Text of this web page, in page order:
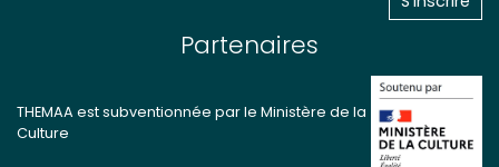
Partenaires
THEMAA est subventionnée par le Ministère de la
Culture